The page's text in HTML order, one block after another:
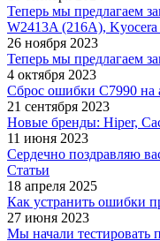
Теперь мы предлагаем
W2413A (216A),
26 ноября 2023
Теперь мы предлагаем
4 октября 2023
Сброс ошибки С7990 на
21 сентября 2023
Новые бренды: Hiper,
11 июня 2023
Сердечно поздравляю
Статьи
18 апреля 2025
Как устранить ошибки
27 июня 2023
Мы начали